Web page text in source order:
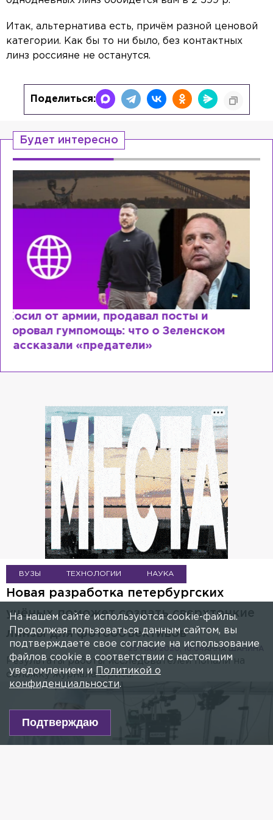
Итак, альтернатива есть, причём разной ценовой
категории. Как бы то ни было, без контактных
линз россияне не останутся.
Поделиться:
Будет интересно
Рыдает из-за мужа, но опять флиртует с
Лазаревым: как Лера Кудрявцева
сходит с ума
ВУЗЫ ТЕХНОЛОГИИ НАУКА
Новая разработка петербургских
учёных поможет создать сверхтонкие
линзы для фотообъективов
Результаты работы исследователей попали на
обложку журнала Optica.
На нашем сайте используются cookie-файлы.
Продолжая пользоваться данным сайтом, вы
подтверждаете свое согласие на использование
файлов cookie в соответствии с настоящим
уведомлением и
Политикой о
конфиденциальности.
Подтверждаю